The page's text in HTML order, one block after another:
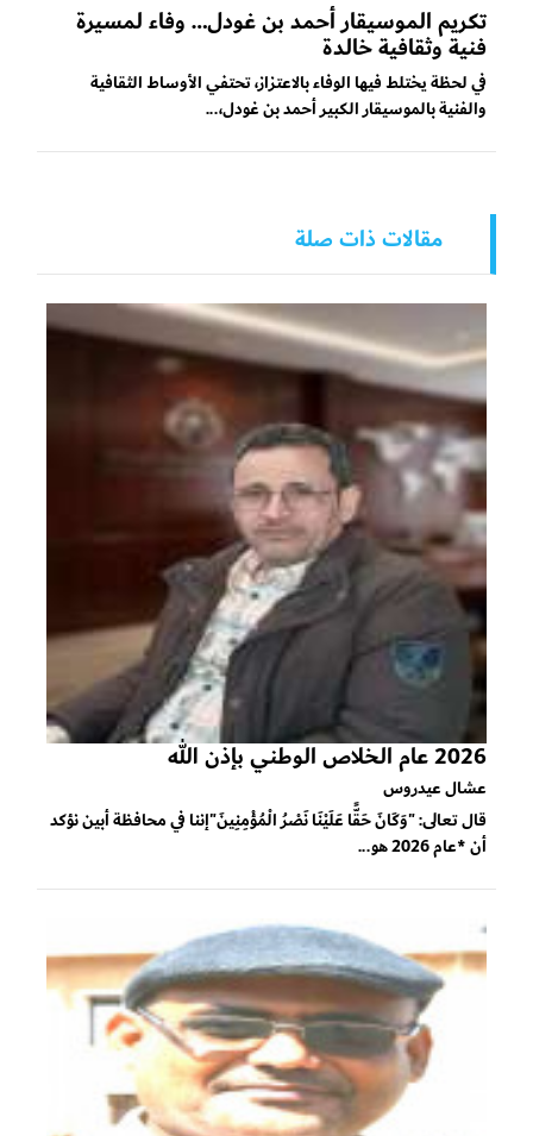
تكريم الموسيقار أحمد بن غودل… وفاء لمسيرة
فنية وثقافية خالدة
في لحظة يختلط فيها الوفاء بالاعتزاز، تحتفي الأوساط الثقافية
والفنية بالموسيقار الكبير أحمد بن غودل،...
مقالات ذات صلة
2026 عام الخلاص الوطني بإذن الله
عشال عيدروس
قال تعالى: "وَكَانَ حَقًّا عَلَيْنَا نَصْرُ الْمُؤْمِنِينَ"إننا في محافظة أبين نؤكد
أن *عام 2026 هو...